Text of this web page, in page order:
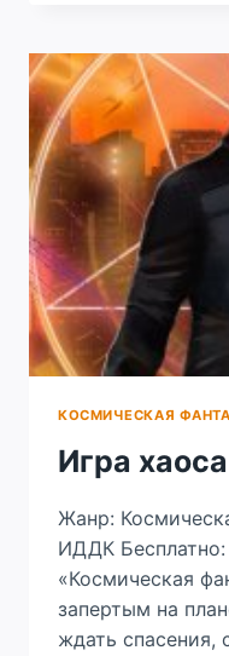
КОСМИЧЕСКАЯ
Игра хаоса
Жанр:
ИДДК
«Космическая
запертым на
ждать спасения,